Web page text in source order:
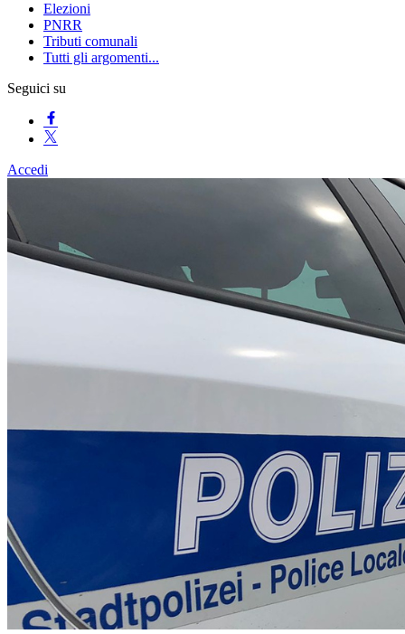
Elezioni
PNRR
Tributi comunali
Tutti gli argomenti...
Seguici su
Accedi